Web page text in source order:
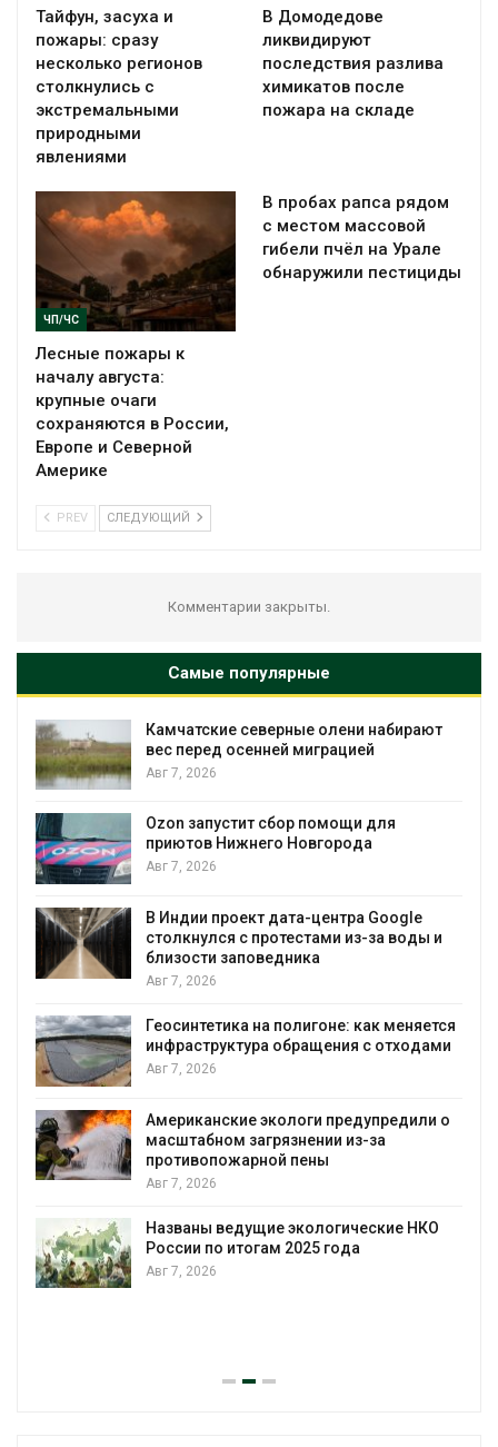
Тайфун, засуха и
пожары: сразу
несколько регионов
столкнулись с
экстремальными
природными
явлениями
В Домодедове
ликвидируют
последствия разлива
химикатов после
пожара на складе
ЧП/ЧС
Лесные пожары к
началу августа:
крупные очаги
сохраняются в России,
Европе и Северной
Америке
В пробах рапса рядом
с местом массовой
гибели пчёл на Урале
обнаружили пестициды
PREV СЛЕДУЮЩИЙ
Комментарии закрыты.
Самые популярные
Камчатские северные олени набирают
вес перед осенней миграцией
Авг 7, 2026
Ozon запустит сбор помощи для
приютов Нижнего Новгорода
Авг 7, 2026
В Индии проект дата-центра Google
столкнулся с протестами из-за воды и
близости заповедника
Авг 7, 2026
Геосинтетика на полигоне: как меняется
инфраструктура обращения с отходами
Авг 7, 2026
Американские экологи предупредили о
масштабном загрязнении из-за
противопожарной пены
Авг 7, 2026
Названы ведущие экологические НКО
России по итогам 2025 года
Авг 7, 2026